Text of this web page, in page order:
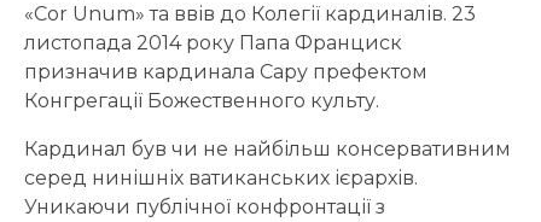
«Cor Unum» та ввів до Колегії кардиналів. 23
листопада 2014 року Папа Франциск
призначив кардинала Сару префектом
Конгрегації Божественного культу.
Кардинал був чи не найбільш консервативним
серед нинішніх ватиканських ієрархів.
Уникаючи публічної конфронтації з